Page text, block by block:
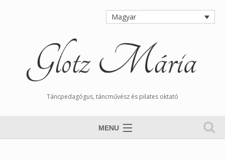
Magyar
Táncpedagógus, táncművész és pilates oktató
MENU